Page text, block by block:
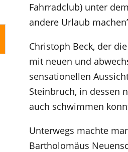
Fahrradclub) unter
andere Urlaub
Christoph Beck, der
mit neuen und
sensationellen
Steinbruch, in dessen
auch schwimmen
Unterwegs machte
Bartholomäus